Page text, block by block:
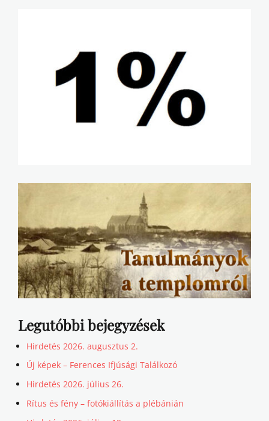
Legutóbbi bejegyzések
Hirdetés 2026. augusztus 2.
Új képek – Ferences Ifjúsági Találkozó
Hirdetés 2026. július 26.
Rítus és fény – fotókiállítás a plébánián